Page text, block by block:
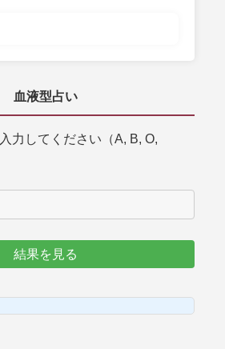
血液型占い
力してください（A, B, O,
結果を見る